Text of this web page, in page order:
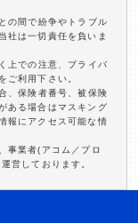
の間で紛争やトラブル
社は一切責任を負いま
上での注意、プライバ
ご利用下さい。
、保険者番号、被保険
ある場合はマスキング
報にアクセス可能な情
事業者(アコム／プロ
営しております。